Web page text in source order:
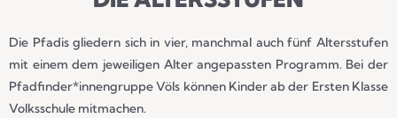
Die Pfadis gliedern sich in vier, manchmal auch fünf Altersstufen
mit einem dem jeweiligen Alter angepassten Programm. Bei der
Pfadfinder*innengruppe Völs können Kinder ab der Ersten Klasse
Volksschule mitmachen.